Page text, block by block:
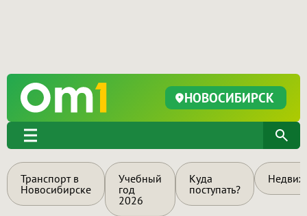
НОВОСИБИРСК
Транспорт в
Новосибирске
Учебный
год
2026
Куда
поступать?